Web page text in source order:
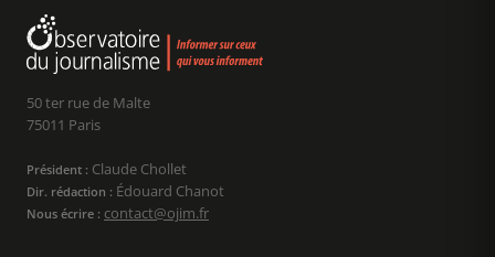
50 ter rue de Malte
75011 Paris
Président : Claude Chollet
Dir. rédaction : Édouard Chanot
Nous écrire : contact@ojim.fr